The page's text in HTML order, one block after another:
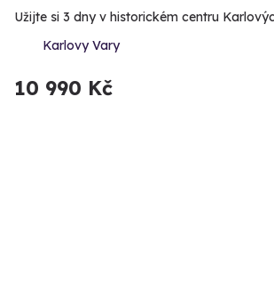
Užijte si 3 dny v historickém centru
Karlovy Vary
10 990 Kč